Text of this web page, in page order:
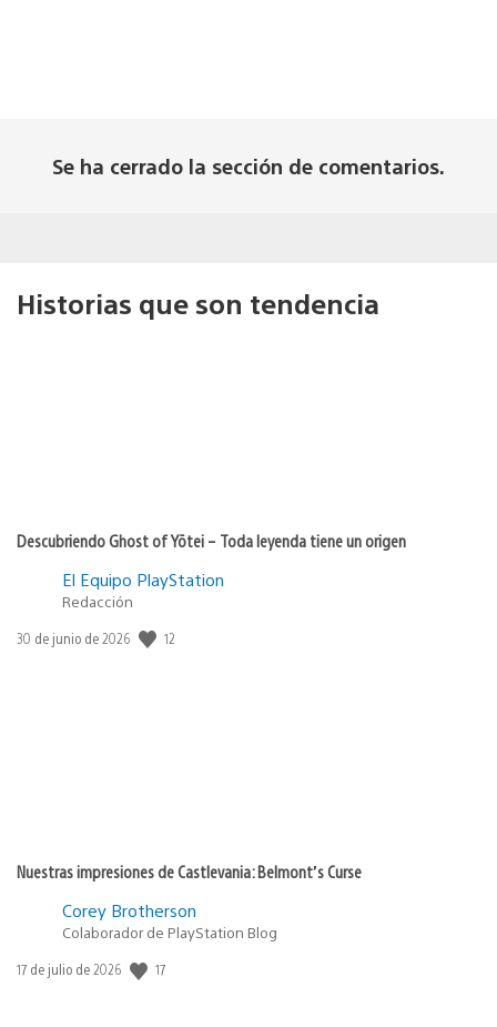
Se ha cerrado la sección de comentarios.
Historias que son tendencia
Descubriendo Ghost of Yōtei – Toda leyenda tiene un origen
El Equipo PlayStation
Redacción
Fecha
30 de junio de 2026 12
Nuestras impresiones de Castlevania: Belmont’s Curse
Corey Brotherson
Colaborador de PlayStation Blog
Fecha
17 de julio de 2026 17